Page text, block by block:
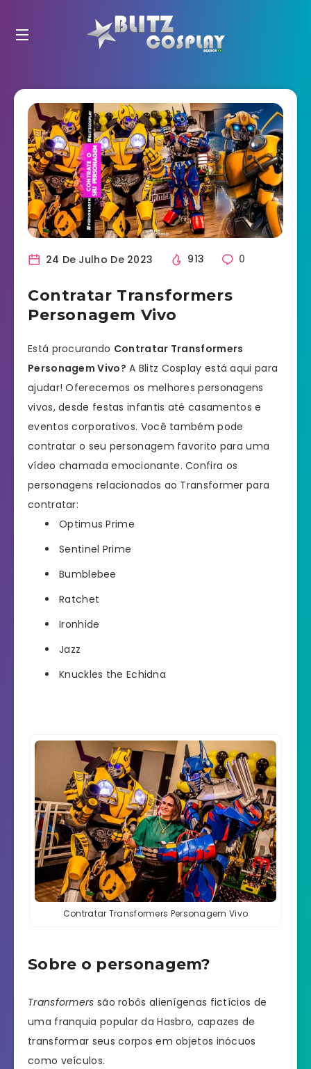
24 De Julho De 2023 913 0
Contratar Transformers
Personagem Vivo
Está procurando Contratar Transformers
Personagem Vivo? A Blitz Cosplay está aqui para
ajudar! Oferecemos os melhores personagens
vivos, desde festas infantis até casamentos e
eventos corporativos. Você também pode
contratar o seu personagem favorito para uma
vídeo chamada emocionante. Confira os
personagens relacionados ao Transformer para
contratar:
Optimus Prime
Sentinel Prime
Bumblebee
Ratchet
Ironhide
Jazz
Knuckles the Echidna
Contratar Transformers Personagem Vivo
Sobre o personagem?
Transformers são robôs alienígenas fictícios de
uma franquia popular da Hasbro, capazes de
transformar seus corpos em objetos inócuos
como veículos.